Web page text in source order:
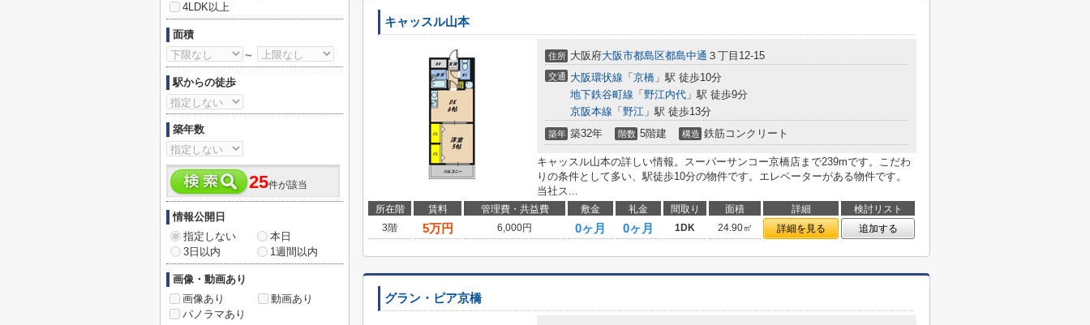
キャッスル山本
住所 大阪府大阪市都島区都島中通 ３丁目12-15
交通 大阪環状線 「 京橋 」駅 徒歩10分
地下鉄谷町線 「 野江内代 」駅 徒歩9分
京阪本線 「 野江 」駅 徒歩13分
築年 築32年 階数 5階建 構造 鉄筋コンクリート
キャッスル山本の詳しい情報。スーパーサンコー京橋店まで239mです。こだわ
りの条件として多い、駅徒歩10分の物件です。エレベーターがある物件です。
当社ス...
所在階 賃料 管理費・共益費 敷金 礼金 間取り 面積 詳細
検討リスト
3階
5万円 6,000円 0ヶ月 0ヶ月 1DK 24.90㎡ 詳細を見る 追加する
グラン・ピア京橋
4LDK以上
面積
～
駅からの徒歩
築年数
25件が該当
情報公開日
指定しない
本日
3日以内
1週間以内
画像・動画あり
画像あり
動画あり
パノラマあり